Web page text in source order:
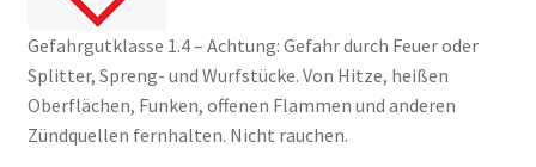
Gefahrgutklasse 1.4 – Achtung: Gefahr durch Feuer oder
Splitter, Spreng- und Wurfstücke. Von Hitze, heißen
Oberflächen, Funken, offenen Flammen und anderen
Zündquellen fernhalten. Nicht rauchen.